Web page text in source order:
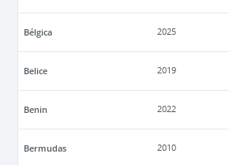
Bélgica 2025
Belice 2019
Benin 2022
Bermudas 2010